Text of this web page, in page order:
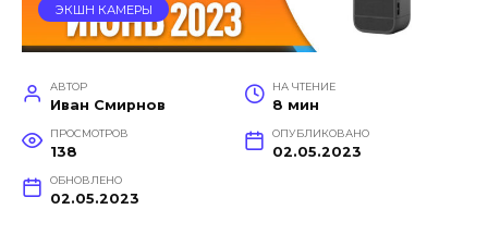
ЭКШН КАМЕРЫ
АВТОР
Иван Смирнов
НА ЧТЕНИЕ
8 мин
ПРОСМОТРОВ
138
ОПУБЛИКОВАНО
02.05.2023
ОБНОВЛЕНО
02.05.2023